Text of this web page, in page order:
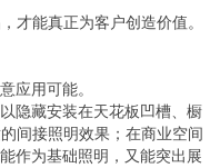
才能真正为客户创造价值。
应用可能。
隐藏安装在天花板凹槽、橱
间接照明效果；在商业空间
作为基础照明，又能突出展